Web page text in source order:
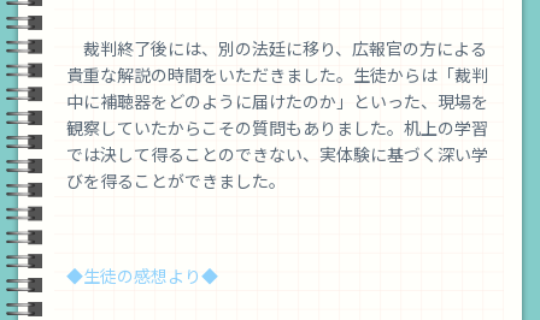
裁判終了後には、別の法廷に移り、広報官の方による
貴重な解説の時間をいただきました。生徒からは「裁判
中に補聴器をどのように届けたのか」といった、現場を
観察していたからこその質問もありました。机上の学習
では決して得ることのできない、実体験に基づく深い学
びを得ることができました。
◆生徒の感想より◆